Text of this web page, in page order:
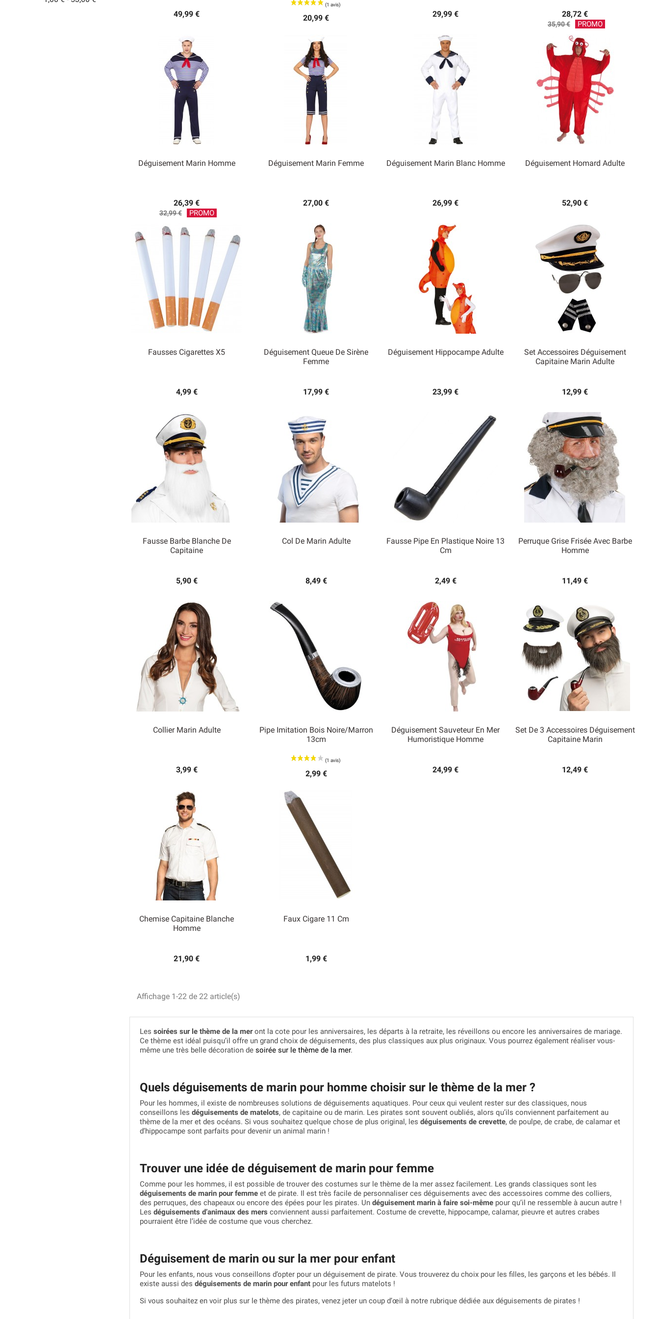
49,99 € 20,99 € 29,99 €
28,72 €
Prix
base
35,90 € PROMO
Déguisement Marin Homme
26,39 €
Prix
base
32,99 € PROMO
Déguisement Marin Femme
27,00 €
Déguisement Marin Blanc Homme
26,99 €
Déguisement Homard Adulte
52,90 €
Fausses Cigarettes X5
4,99 €
Déguisement Queue De Sirène
Femme
17,99 €
Déguisement Hippocampe Adulte
23,99 €
Set Accessoires Déguisement
Capitaine Marin Adulte
12,99 €
Fausse Barbe Blanche De
Capitaine
5,90 €
Col De Marin Adulte
8,49 €
Fausse Pipe En Plastique Noire 13
Cm
2,49 €
Perruque Grise Frisée Avec Barbe
Homme
11,49 €
Collier Marin Adulte
3,99 €
Pipe Imitation Bois Noire/marron
13cm
2,99 €
 Aperçu rapide
Déguisement Sauveteur En Mer
Humoristique Homme
24,99 €
Set De 3 Accessoires Déguisement
Capitaine Marin
12,49 €
Chemise Capitaine Blanche
Homme
21,90 €
Faux Cigare 11 Cm
1,99 €
Affichage 1-22 de 22 article(s)
Les soirées sur le thème de la meront la cote pour les anniversaires, les départs à la retraite, les réveillons ou encore les anniversaires de mariage.
Ce thème est idéal puisqu’il offre un grand choix de déguisements, des plus classiques aux plus originaux. Vous pourrez également réaliser vous-
même une très belle décoration de soirée sur le thème de la mer.
Quels déguisements de marin pour homme choisir sur le thème de la mer ?
Pour les hommes, il existe de nombreuses solutions de déguisements aquatiques. Pour ceux qui veulent rester sur des classiques, nous
conseillons les déguisements de matelots, de capitaine ou de marin. Les pirates sont souvent oubliés, alors qu’ils conviennent parfaitement au
thème de la mer et des océans. Si vous souhaitez quelque chose de plus original, les déguisements de crevette, de poulpe, de crabe, de calamar et
d’hippocampe sont parfaits pour devenir un animal marin !
Trouver une idée de déguisement de marin pour femme
Comme pour les hommes, il est possible de trouver des costumes sur le thème de la mer assez facilement. Les grands classiques sont les
déguisements de marin pour femmeet de pirate. Il est très facile de personnaliser ces déguisements avec des accessoires comme des colliers,
des perruques, des chapeaux ou encore des épées pour les pirates. Un déguisement marin à faire soi-même pour qu’il ne ressemble à aucun autre !
Les déguisements d’animaux des mers conviennent aussi parfaitement. Costume de crevette, hippocampe, calamar, pieuvre et autres crabes
pourraient être l’idée de costume que vous cherchez.
Déguisement de marin ou sur la mer pour enfant
Pour les enfants, nous vous conseillons d’opter pour un déguisement de pirate. Vous trouverez du choix pour les filles, les garçons et les bébés. Il
existe aussi des déguisements de marin pour enfantpour les futurs matelots !
Si vous souhaitez en voir plus sur le thème des pirates, venez jeter un coup d’œil à notre rubrique dédiée aux déguisements de pirates !